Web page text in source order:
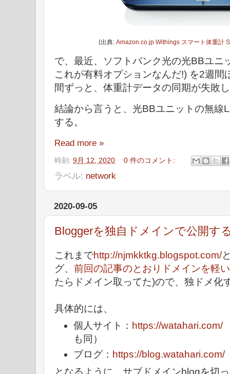
(出典:Amazon.co.jp Withings スマート体重計
で、最近、ソフトバンク光の光BBユニ
これが有料オプションなんだ!) を2週間
間ずっと、体重計データの同期が失敗
結論から言うと、光BBユニットの無線
する。
Read more »
時刻: 9月 12, 2020 0 件のコメント:
ラベル: network
2020-09-05
Bloggerを独自ドメインで公開す
これまでhttp://njmkktkg.blogspot.com/
グ、 前回の記事のとおりドメインを軽
たらドメイン取ってた)ので、独ドメ化
具体的には、
個人サイト： https://watahari.com/
も同）
ブログ： https://blog.watahari.com/
となるように、サブドメインblogを切